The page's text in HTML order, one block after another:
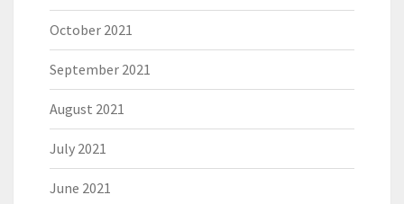
October 2021
September 2021
August 2021
July 2021
June 2021